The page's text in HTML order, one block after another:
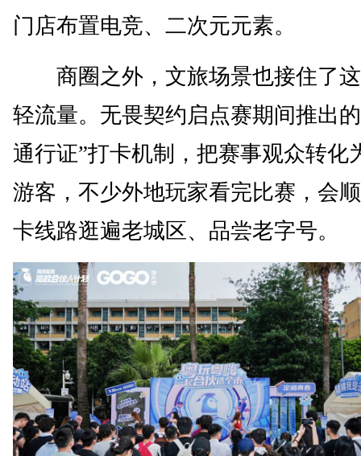
门店布置电竞、二次元元素。
商圈之外，文旅场景也接住了
轻流量。无畏契约启点赛期间推出
通行证”打卡机制，把赛事观众转化
游客，不少外地玩家看完比赛，会
卡线路逛遍老城区、品尝老字号。